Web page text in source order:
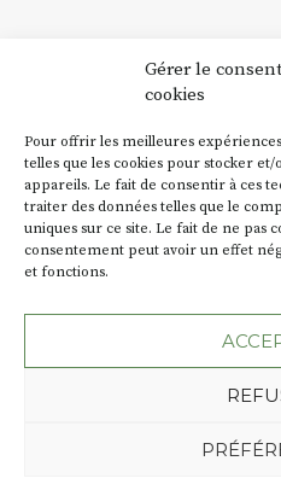
Gérer le
cookies
Pour offrir les meilleures
telles que les cookies pour stocker
appareils. Le fait de consentir à ces
traiter des données telles que le
uniques sur ce site. Le fait de ne pas
consentement peut avoir un effet
et fonctions.
Suivez toute
NOUS
Plan du site
Politique de